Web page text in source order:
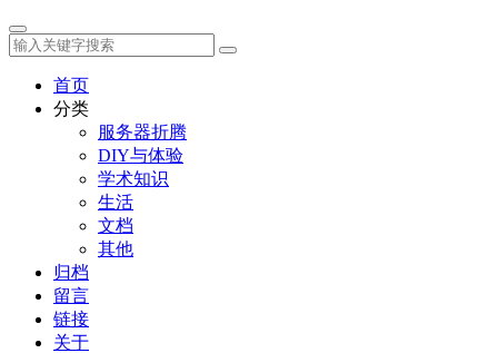
首页
分类
服务器折腾
DIY与体验
学术知识
生活
文档
其他
归档
留言
链接
关于